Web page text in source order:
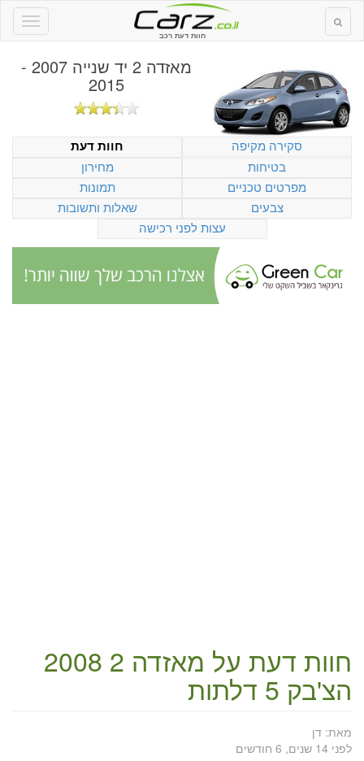
חוות דעת רכב
מאזדה 2 יד שנייה 2007 -
2015
סקירה מקיפה
חוות דעת
בטיחות
מחירון
מפרטים טכניים
תמונות
צבעים
שאלות ותשובות
עצות לפני רכישה
חוות דעת על מאזדה 2 2008
הצ'בק 5 דלתות
מאת: דן
לפני 14 שנים, 6 חודשים